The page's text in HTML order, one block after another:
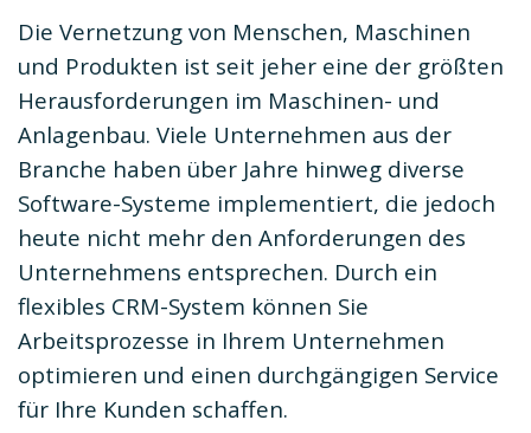
Die Vernetzung von Menschen, Maschinen
und Produkten ist seit jeher eine der größten
Herausforderungen im Maschinen- und
Anlagenbau. Viele Unternehmen aus der
Branche haben über Jahre hinweg diverse
Software-Systeme implementiert, die jedoch
heute nicht mehr den Anforderungen des
Unternehmens entsprechen. Durch ein
flexibles CRM-System können Sie
Arbeitsprozesse in Ihrem Unternehmen
optimieren und einen durchgängigen Service
für Ihre Kunden schaffen.